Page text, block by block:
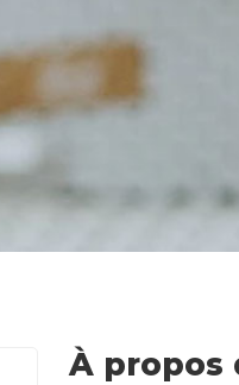
À propos